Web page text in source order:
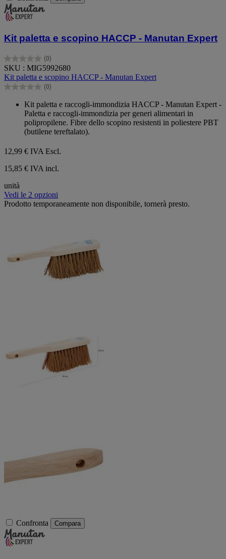
Kit paletta e scopino HACCP - Manutan Expert
(0)
0.0
su
5
stelle.
SKU : MIG5992680
Kit paletta e scopino HACCP - Manutan Expert
(0)
0.0
Kit paletta e raccogli-immondizia HACCP - Manutan Expert -
Paletta e raccogli-immondizia per generi alimentari in
polipropilene. Fibre dello scopino resistenti in poliestere PBT
(butilene tereftalato).
12,99 € IVA Escl.
15,85 € IVA incl.
unità
Vedi le 2 opzioni
Prodotto temporaneamente non disponibile, tornerà presto.
Confronta Compara